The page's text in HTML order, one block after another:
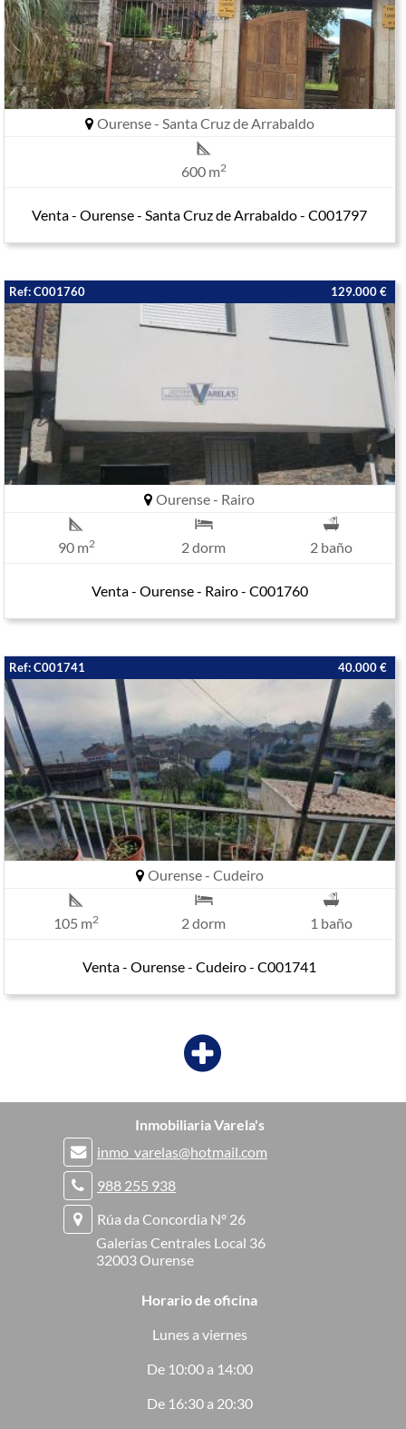
Ourense - Santa Cruz de Arrabaldo
600 m2
Venta - Ourense - Santa Cruz de Arrabaldo - C001797
Ref: C001760 129.000 €
Ourense - Rairo
90 m2 2 dorm 2 baño
Venta - Ourense - Rairo - C001760
Ref: C001741 40.000 €
Ourense - Cudeiro
105 m2 2 dorm 1 baño
Venta - Ourense - Cudeiro - C001741
Inmobiliaria Varela's
inmo_varelas@hotmail.com
988 255 938
Rúa da Concordia Nº 26
Galerías Centrales Local 36
32003 Ourense
Horario de oficina
Lunes a viernes
De 10:00 a 14:00
De 16:30 a 20:30